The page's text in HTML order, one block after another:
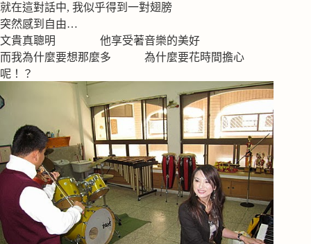
就在這對話中, 我似乎得到一對翅膀
突然感到自由…
文貴真聰明 他享受著音樂的美好
而我為什麼要想那麼多 為什麼要花時間擔心
呢！？